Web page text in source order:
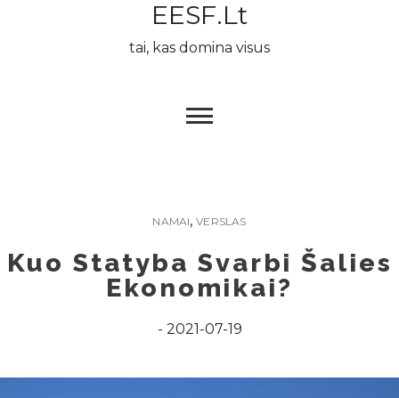
EESF.lt
tai, kas domina visus
NAMAI,VERSLAS
Kuo Statyba Svarbi Šalies
Ekonomikai?
2021-07-19